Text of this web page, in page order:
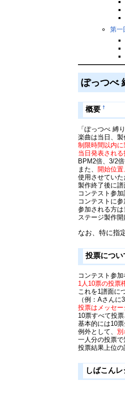
第一
ぽっつべ
概要 †
「ぽっつべ 縛
楽曲は当日、
制限時間以内
当日発表され
BPM2倍、3/2倍
また、開始位置
使用させてい
製作終了後に
コンテスト参
コンテストに
参加される方
ステージ製作
なお、特に指
投票につい
コンテスト参
1人10票の投票
これを1譜面に
（例：Aさん
投票はメッセー
10票すべて投
基本的には10
例外として、
一人分の投票
投票結果上位
しばこん